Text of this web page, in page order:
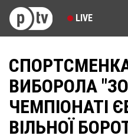
LIVE
ВИБОРОЛА
ЧЕМПІОНАТІ
ВІЛЬНОЇ